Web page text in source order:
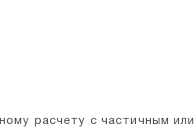
расчету с частичным